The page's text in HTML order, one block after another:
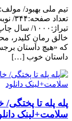
تیم ملی بهبود/
خالق رمانِ کلیدر،
که «هیچ داستان
داستان خوب […]
پله پله تا
سلامت+لینک